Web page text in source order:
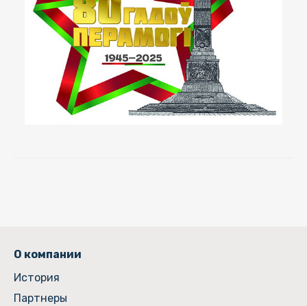
О компании
История
Партнеры